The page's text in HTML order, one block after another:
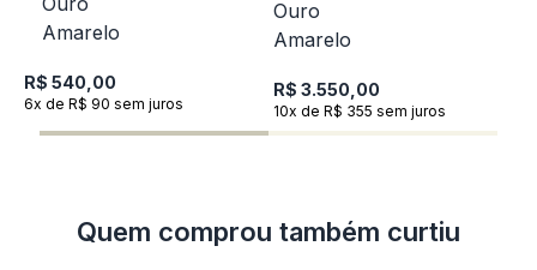
R$ 540,00
6x de R$ 90 sem juros
R$ 3.550,00
10x de R$ 355 sem juros
Quem comprou também curtiu